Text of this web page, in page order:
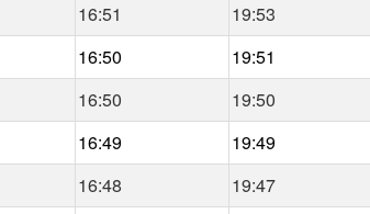
16:51 19:53
16:50 19:51
16:50 19:50
16:49 19:49
16:48 19:47